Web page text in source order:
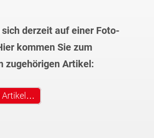
derzeit auf einer Foto-
kommen Sie zum
zugehörigen Artikel:
Artikel…